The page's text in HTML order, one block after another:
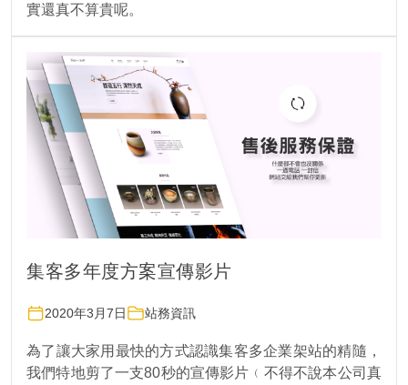
實還真不算貴呢。
集客多年度方案宣傳影片
2020年3月7日 站務資訊
為了讓大家用最快的方式認識集客多企業架站的精隨，
我們特地剪了一支80秒的宣傳影片﹙不得不說本公司真